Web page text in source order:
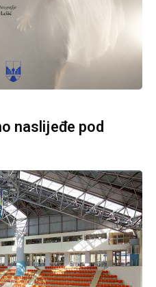
naslijeđe pod